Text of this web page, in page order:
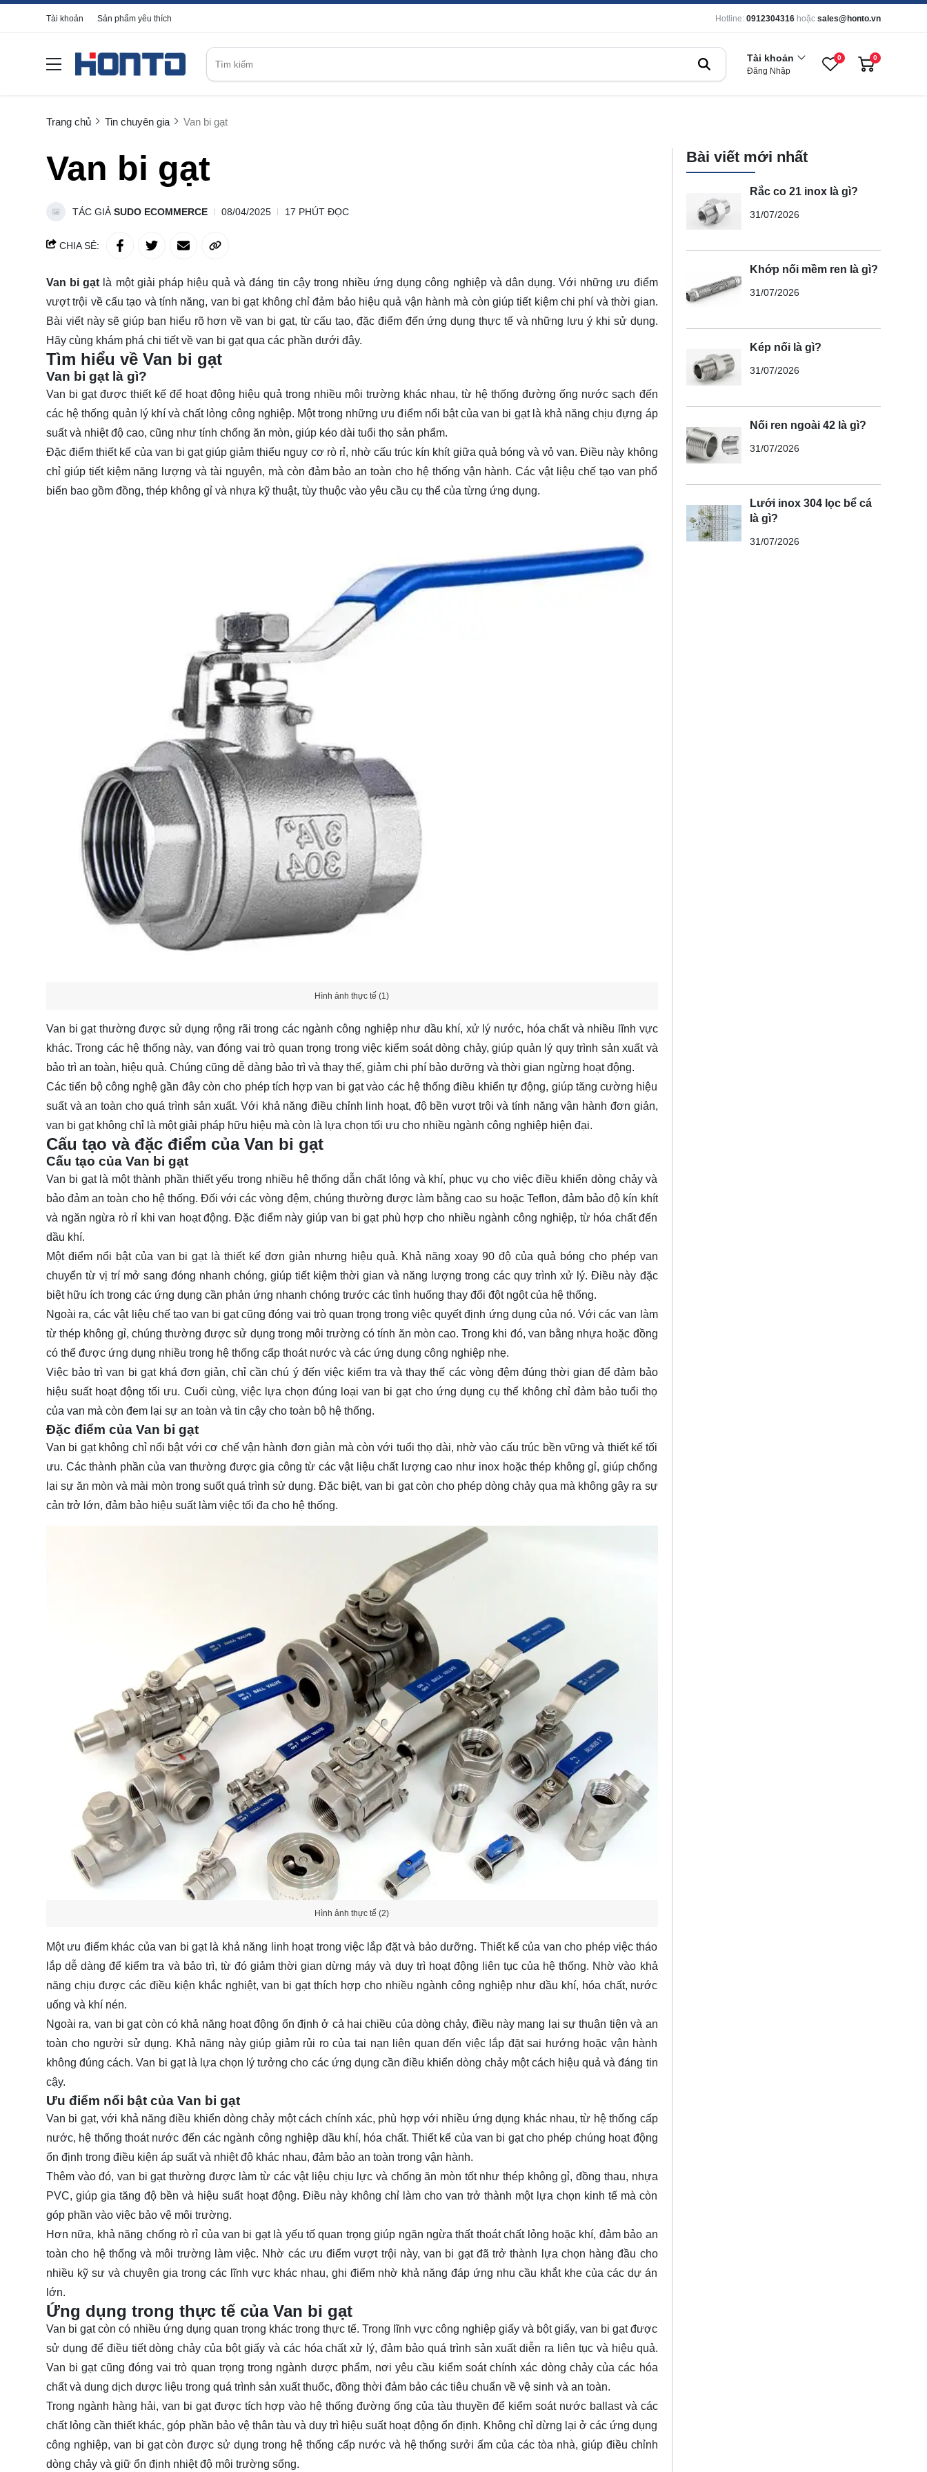
Tài khoản Sản phẩm yêu thích Hotline: 0912304316 hoặc sales@honto.vn
Tài khoản
Đăng Nhập
0 0
Trang chủ Tin chuyên gia Van bi gạt
Van bi gạt
TÁC GIẢ SUDO ECOMMERCE 08/04/2025 17 PHÚT ĐỌC
CHIA SẺ:
Van bi gạt là một giải pháp hiệu quả và đáng tin cậy trong nhiều ứng dụng công nghiệp và dân dụng. Với những ưu điểm
vượt trội về cấu tạo và tính năng, van bi gạt không chỉ đảm bảo hiệu quả vận hành mà còn giúp tiết kiệm chi phí và thời gian.
Bài viết này sẽ giúp bạn hiểu rõ hơn về van bi gạt, từ cấu tạo, đặc điểm đến ứng dụng thực tế và những lưu ý khi sử dụng.
Hãy cùng khám phá chi tiết về van bi gạt qua các phần dưới đây.
Tìm hiểu về Van bi gạt
Van bi gạt là gì?
Van bi gạtđược thiết kế để hoạt động hiệu quả trong nhiều môi trường khác nhau, từ hệ thống đường ống nước sạch đến
các hệ thống quản lý khí và chất lỏng công nghiệp. Một trong những ưu điểm nổi bật của van bi gạt là khả năng chịu đựng áp
suất và nhiệt độ cao, cũng như tính chống ăn mòn, giúp kéo dài tuổi thọ sản phẩm.
Đặc điểm thiết kế của van bi gạt giúp giảm thiểu nguy cơ rò rỉ, nhờ cấu trúc kín khít giữa quả bóng và vỏ van. Điều này không
chỉ giúp tiết kiệm năng lượng và tài nguyên, mà còn đảm bảo an toàn cho hệ thống vận hành. Các vật liệu chế tạo van phổ
biến bao gồm đồng, thép không gỉ và nhựa kỹ thuật, tùy thuộc vào yêu cầu cụ thể của từng ứng dụng.
Hình ảnh thực tế (1)
Van bi gạt thường được sử dụng rộng rãi trong các ngành công nghiệp như dầu khí, xử lý nước, hóa chất và nhiều lĩnh vực
khác. Trong các hệ thống này, van đóng vai trò quan trọng trong việc kiểm soát dòng chảy, giúp quản lý quy trình sản xuất và
bảo trì an toàn, hiệu quả. Chúng cũng dễ dàng bảo trì và thay thế, giảm chi phí bảo dưỡng và thời gian ngừng hoạt động.
Các tiến bộ công nghệ gần đây còn cho phép tích hợp van bi gạt vào các hệ thống điều khiển tự động, giúp tăng cường hiệu
suất và an toàn cho quá trình sản xuất. Với khả năng điều chỉnh linh hoạt, độ bền vượt trội và tính năng vận hành đơn giản,
van bi gạt không chỉ là một giải pháp hữu hiệu mà còn là lựa chọn tối ưu cho nhiều ngành công nghiệp hiện đại.
Cấu tạo và đặc điểm của Van bi gạt
Cấu tạo của Van bi gạt
Van bi gạt là một thành phần thiết yếu trong nhiều hệ thống dẫn chất lỏng và khí, phục vụ cho việc điều khiển dòng chảy và
bảo đảm an toàn cho hệ thống. Đối với các vòng đệm, chúng thường được làm bằng cao su hoặc Teflon, đảm bảo độ kín khít
và ngăn ngừa rò rỉ khi van hoạt động. Đặc điểm này giúp van bi gạt phù hợp cho nhiều ngành công nghiệp, từ hóa chất đến
dầu khí.
Một điểm nổi bật của van bi gạt là thiết kế đơn giản nhưng hiệu quả. Khả năng xoay 90 độ của quả bóng cho phép van
chuyển từ vị trí mở sang đóng nhanh chóng, giúp tiết kiệm thời gian và năng lượng trong các quy trình xử lý. Điều này đặc
biệt hữu ích trong các ứng dụng cần phản ứng nhanh chóng trước các tình huống thay đổi đột ngột của hệ thống.
Ngoài ra, các vật liệu chế tạo van bi gạt cũng đóng vai trò quan trọng trong việc quyết định ứng dụng của nó. Với các van làm
từ thép không gỉ, chúng thường được sử dụng trong môi trường có tính ăn mòn cao. Trong khi đó, van bằng nhựa hoặc đồng
có thể được ứng dụng nhiều trong hệ thống cấp thoát nước và các ứng dụng công nghiệp nhẹ.
Việc bảo trì van bi gạt khá đơn giản, chỉ cần chú ý đến việc kiểm tra và thay thế các vòng đệm đúng thời gian để đảm bảo
hiệu suất hoạt động tối ưu. Cuối cùng, việc lựa chọn đúng loại van bi gạt cho ứng dụng cụ thể không chỉ đảm bảo tuổi thọ
của van mà còn đem lại sự an toàn và tin cậy cho toàn bộ hệ thống.
Đặc điểm của Van bi gạt
Van bi gạt không chỉ nổi bật với cơ chế vận hành đơn giản mà còn với tuổi thọ dài, nhờ vào cấu trúc bền vững và thiết kế tối
ưu. Các thành phần của van thường được gia công từ các vật liệu chất lượng cao như inox hoặc thép không gỉ, giúp chống
lại sự ăn mòn và mài mòn trong suốt quá trình sử dụng. Đặc biệt, van bi gạt còn cho phép dòng chảy qua mà không gây ra sự
cản trở lớn, đảm bảo hiệu suất làm việc tối đa cho hệ thống.
Hình ảnh thực tế (2)
Một ưu điểm khác của van bi gạt là khả năng linh hoạt trong việc lắp đặt và bảo dưỡng. Thiết kế của van cho phép việc tháo
lắp dễ dàng để kiểm tra và bảo trì, từ đó giảm thời gian dừng máy và duy trì hoạt động liên tục của hệ thống. Nhờ vào khả
năng chịu được các điều kiện khắc nghiệt, van bi gạt thích hợp cho nhiều ngành công nghiệp như dầu khí, hóa chất, nước
uống và khí nén.
Ngoài ra, van bi gạt còn có khả năng hoạt động ổn định ở cả hai chiều của dòng chảy, điều này mang lại sự thuận tiện và an
toàn cho người sử dụng. Khả năng này giúp giảm rủi ro của tai nạn liên quan đến việc lắp đặt sai hướng hoặc vận hành
không đúng cách. Van bi gạt là lựa chọn lý tưởng cho các ứng dụng cần điều khiển dòng chảy một cách hiệu quả và đáng tin
cậy.
Ưu điểm nổi bật của Van bi gạt
Van bi gạt, với khả năng điều khiển dòng chảy một cách chính xác, phù hợp với nhiều ứng dụng khác nhau, từ hệ thống cấp
nước, hệ thống thoát nước đến các ngành công nghiệp dầu khí, hóa chất. Thiết kế của van bi gạt cho phép chúng hoạt động
ổn định trong điều kiện áp suất và nhiệt độ khác nhau, đảm bảo an toàn trong vận hành.
Thêm vào đó, van bi gạt thường được làm từ các vật liệu chịu lực và chống ăn mòn tốt như thép không gỉ, đồng thau, nhựa
PVC, giúp gia tăng độ bền và hiệu suất hoạt động. Điều này không chỉ làm cho van trở thành một lựa chọn kinh tế mà còn
góp phần vào việc bảo vệ môi trường.
Hơn nữa, khả năng chống rò rỉ của van bi gạt là yếu tố quan trọng giúp ngăn ngừa thất thoát chất lỏng hoặc khí, đảm bảo an
toàn cho hệ thống và môi trường làm việc. Nhờ các ưu điểm vượt trội này, van bi gạt đã trở thành lựa chọn hàng đầu cho
nhiều kỹ sư và chuyên gia trong các lĩnh vực khác nhau, ghi điểm nhờ khả năng đáp ứng nhu cầu khắt khe của các dự án
lớn.
Ứng dụng trong thực tế của Van bi gạt
Van bi gạt còn có nhiều ứng dụng quan trọng khác trong thực tế. Trong lĩnh vực công nghiệp giấy và bột giấy, van bi gạt được
sử dụng để điều tiết dòng chảy của bột giấy và các hóa chất xử lý, đảm bảo quá trình sản xuất diễn ra liên tục và hiệu quả.
Van bi gạt cũng đóng vai trò quan trọng trong ngành dược phẩm, nơi yêu cầu kiểm soát chính xác dòng chảy của các hóa
chất và dung dịch dược liệu trong quá trình sản xuất thuốc, đồng thời đảm bảo các tiêu chuẩn về vệ sinh và an toàn.
Trong ngành hàng hải, van bi gạt được tích hợp vào hệ thống đường ống của tàu thuyền để kiểm soát nước ballast và các
chất lỏng cần thiết khác, góp phần bảo vệ thân tàu và duy trì hiệu suất hoạt động ổn định. Không chỉ dừng lại ở các ứng dụng
công nghiệp, van bi gạt còn được sử dụng trong hệ thống cấp nước và hệ thống sưởi ấm của các tòa nhà, giúp điều chỉnh
dòng chảy và giữ ổn định nhiệt độ môi trường sống.
Bài viết mới nhất
Rắc co 21 inox là gì?
31/07/2026
Khớp nối mềm ren là gì?
31/07/2026
Kép nối là gì?
31/07/2026
Nối ren ngoài 42 là gì?
31/07/2026
Lưới inox 304 lọc bể cá
là gì?
31/07/2026